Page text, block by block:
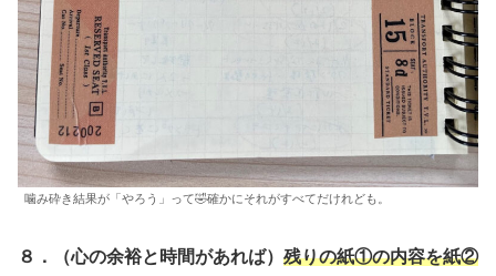
噛み砕き結果が「やろう」って🤣確かにそれがすべてだけれども。
８．（心の余裕と時間があれば） 残りの紙①の内容を紙②